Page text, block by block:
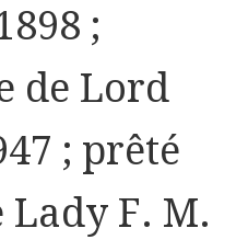
;
de Lord
; prêté
Lady F. M.